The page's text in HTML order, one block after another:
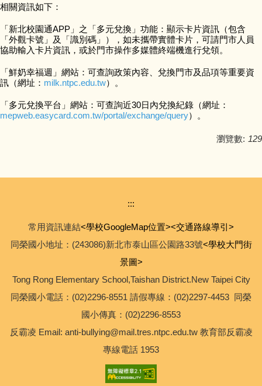
相關資訊如下：
「新北校園通APP」之「多元兌換」功能：顯示卡片資訊（包含
「外觀卡號」及「識別碼」），如未攜帶實體卡片，可請門市人員
協助輸入卡片資訊，或於門市操作多媒體終端機進行兌領。
「鮮奶幸福週」網站：可查詢政策內容、兌換門市及品項等重要資
訊（網址： milk.ntpc.edu.tw）。
「多元兌換平台」網站：可查詢近30日內兌換紀錄（網址：
mepweb.easycard.com.tw/portal/exchange/query）。
瀏覽數: 129
:::
常用資訊連結<學校GoogleMap位置><交通路線導引>
同榮國小地址：(243086)新北市泰山區公園路33號<學校大門街
景圖>
Tong Rong Elementary School,Taishan District.New Taipei City
同榮國小電話：(02)2296-8551 請假專線：(02)2297-4453 同榮
國小傳真：(02)2296-8553
反霸凌 Email: anti-bullying@mail.tres.ntpc.edu.tw 教育部反霸凌
專線電話 1953